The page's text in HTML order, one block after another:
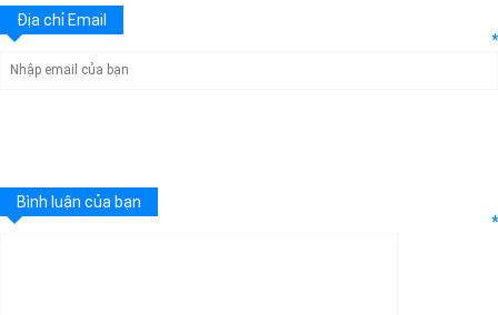
Địa chỉ Email
*
Bình luận của bạn
*